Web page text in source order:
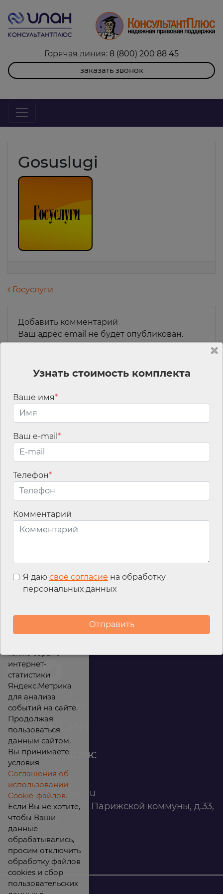
Горячая линия: 8 (800) 200 88 45
заказать звонок
Gosuslugi
Навигация по записям
Госуслуги
Добавить комментарий
Ваш адрес email не будет опубликован.
Обязательные поля помечены*
Имя*
Email*
Контакты
Вакансии
Офис продаж:
infomarket@ilan.su
г. Красноярск, ул. Парижской коммуны, д.33,
помещ. 302
ИНН: 2465263327
Узнать стоимость комплекта
Ваше имя*
Ваш e-mail *
Телефон*
Комментарий
Я даю свое согласие на обработку
персональных данных
файлы cookies для
улучшения
также сервис
интернет-
статистики
Яндекс.Метрика
для анализа
событий на сайте.
Продолжая
пользоваться
данным сайтом,
Вы принимаете
условия
Соглашения об
использовании
Cookie-файлов.
Если Вы не хотите,
чтобы Ваши
данные
обрабатывались,
просим отключить
обработку файлов
cookies и сбор
пользовательских